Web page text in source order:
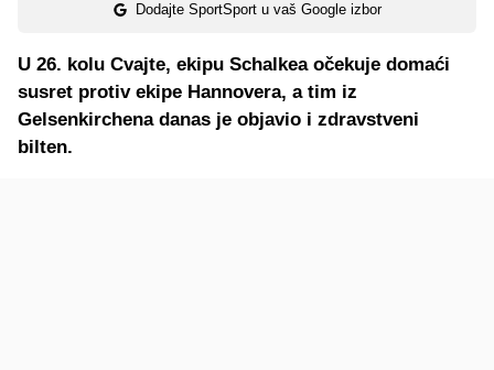
Dodajte SportSport u vaš Google izbor
U 26. kolu Cvajte, ekipu Schalkea očekuje domaći
susret protiv ekipe Hannovera, a tim iz
Gelsenkirchena danas je objavio i zdravstveni
bilten.